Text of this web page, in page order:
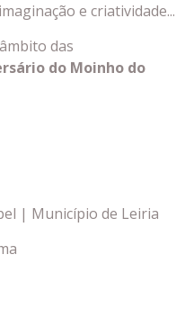
e criatividade...
das
do Moinho do
| Município de Leiria